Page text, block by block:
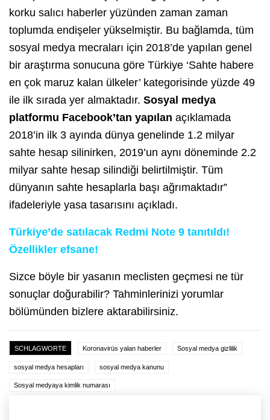
korku salıcı haberler yüzünden zaman zaman
toplumda endişeler yükselmiştir. Bu bağlamda, tüm
sosyal medya mecraları için 2018’de yapılan genel
bir araştırma sonucuna göre Türkiye ‘Sahte habere
en çok maruz kalan ülkeler’ kategorisinde yüzde 49
ile ilk sırada yer almaktadır. Sosyal medya
platformu Facebook’tan yapılan açıklamada
2018’in ilk 3 ayında dünya genelinde 1.2 milyar
sahte hesap silinirken, 2019’un aynı döneminde 2.2
milyar sahte hesap silindiği belirtilmiştir. Tüm
dünyanın sahte hesaplarla başı ağrımaktadır”
ifadeleriyle yasa tasarısını açıkladı.
Türkiye’de satılacak Redmi Note 9 tanıtıldı!
Özellikler efsane!
Sizce böyle bir yasanın meclisten geçmesi ne tür
sonuçlar doğurabilir? Tahminlerinizi yorumlar
bölümünden bizlere aktarabilirsiniz.
SCHLAGWORTE Koronavirüs yalan haberler Sosyal medya gizlilik
sosyal medya hesapları sosyal medya kanunu
Sosyal medyaya kimlik numarası